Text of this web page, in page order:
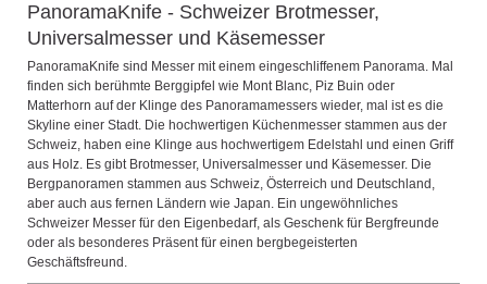
PanoramaKnife - Schweizer Brotmesser,
Universalmesser und Käsemesser
PanoramaKnife sind Messer mit einem eingeschliffenem Panorama. Mal
finden sich berühmte Berggipfel wie Mont Blanc, Piz Buin oder
Matterhorn auf der Klinge des Panoramamessers wieder, mal ist es die
Skyline einer Stadt. Die hochwertigen Küchenmesser stammen aus der
Schweiz, haben eine Klinge aus hochwertigem Edelstahl und einen Griff
aus Holz. Es gibt Brotmesser, Universalmesser und Käsemesser. Die
Bergpanoramen stammen aus Schweiz, Österreich und Deutschland,
aber auch aus fernen Ländern wie Japan. Ein ungewöhnliches
Schweizer Messer für den Eigenbedarf, als Geschenk für Bergfreunde
oder als besonderes Präsent für einen bergbegeisterten
Geschäftsfreund.